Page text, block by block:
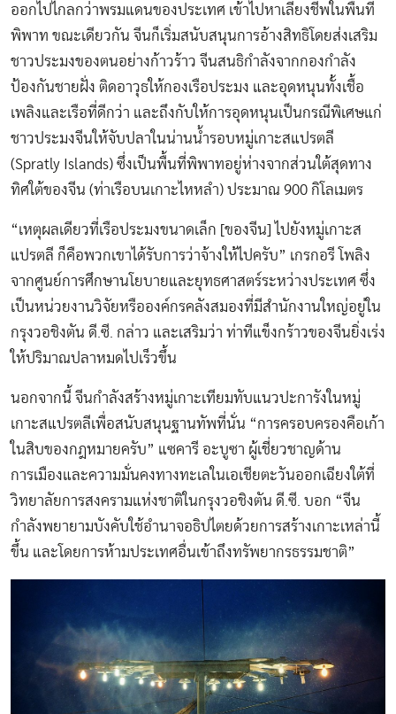
ออกไปไกลกว่าพรมแดนของประเทศ เข้าไปหาเลี้ยงชีพในพื้นที่
พิพาท ขณะเดียวกัน จีนก็เริ่มสนับสนุนการอ้างสิทธิโดยส่งเสริม
ชาวประมงของตนอย่างก้าวร้าว จีนสนธิกำลังจากกองกำลัง
ป้องกันชายฝั่ง ติดอาวุธให้กองเรือประมง และอุดหนุนทั้งเชื้อ
เพลิงและเรือที่ดีกว่า และถึงกับให้การอุดหนุนเป็นกรณีพิเศษแก่
ชาวประมงจีนให้จับปลาในน่านน้ำรอบหมู่เกาะสแปรตลี
(Spratly Islands) ซึ่งเป็นพื้นที่พิพาทอยู่ห่างจากส่วนใต้สุดทาง
ทิศใต้ของจีน (ท่าเรือบนเกาะไหหลำ) ประมาณ 900 กิโลเมตร
“เหตุผลเดียวที่เรือประมงขนาดเล็ก [ของจีน] ไปยังหมู่เกาะส
แปรตลี ก็คือพวกเขาได้รับการว่าจ้างให้ไปครับ” เกรกอรี โพลิง
จากศูนย์การศึกษานโยบายและยุทธศาสตร์ระหว่างประเทศ ซึ่ง
เป็นหน่วยงานวิจัยหรือองค์กรคลังสมองที่มีสำนักงานใหญ่อยู่ใน
กรุงวอชิงตัน ดี.ซี. กล่าว และเสริมว่า ท่าทีแข็งกร้าวของจีนยิ่งเร่ง
ให้ปริมาณปลาหมดไปเร็วขึ้น
นอกจากนี้ จีนกำลังสร้างหมู่เกาะเทียมทับแนวปะการังในหมู่
เกาะสแปรตลีเพื่อสนับสนุนฐานทัพที่นั่น “การครอบครองคือเก้า
ในสิบของกฎหมายครับ” แซคารี อะบูซา ผู้เชี่ยวชาญด้าน
การเมืองและความมั่นคงทางทะเลในเอเชียตะวันออกเฉียงใต้ที่
วิทยาลัยการสงครามแห่งชาติในกรุงวอชิงตัน ดี.ซี. บอก “จีน
กำลังพยายามบังคับใช้อำนาจอธิปไตยด้วยการสร้างเกาะเหล่านี้
ขึ้น และโดยการห้ามประเทศอื่นเข้าถึงทรัพยากรธรรมชาติ”